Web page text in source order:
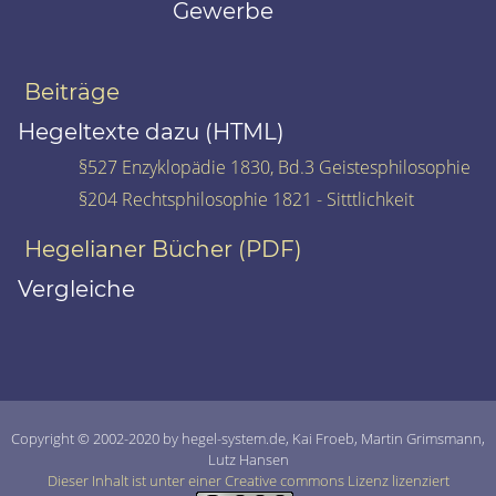
Gewerbe
Beiträge
Hegeltexte dazu (HTML)
§527 Enzyklopädie 1830, Bd.3 Geistesphilosophie
§204 Rechtsphilosophie 1821 - Sitttlichkeit
Hegelianer Bücher (PDF)
Vergleiche
Copyright © 2002-2020 by hegel-system.de, Kai Froeb, Martin Grimsmann,
Lutz Hansen
Dieser Inhalt ist unter einer Creative commons Lizenz lizenziert